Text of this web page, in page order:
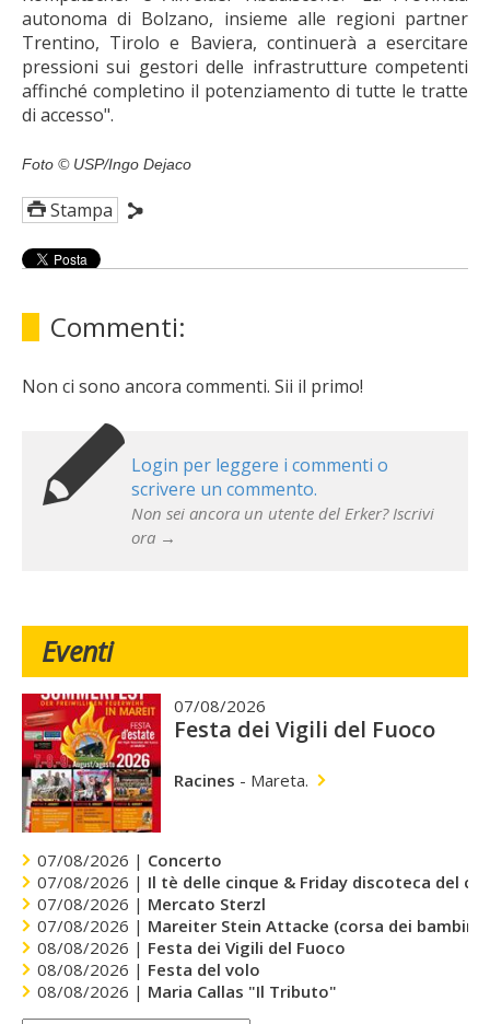
autonoma di Bolzano, insieme alle regioni partner
Trentino, Tirolo e Baviera, continuerà a esercitare
pressioni sui gestori delle infrastrutture competenti
affinché completino il potenziamento di tutte le tratte
di accesso".
Foto © USP/Ingo Dejaco
Stampa
Commenti:
Non ci sono ancora commenti. Sii il primo!
Login per leggere i commenti o
scrivere un commento.
Non sei ancora un utente del Erker? Iscrivi
ora →
Eventi
07/08/2026
Festa dei Vigili del Fuoco
Racines - Mareta.
07/08/2026 | Concerto
07/08/2026 | Il tè delle cinque & Friday discoteca del
07/08/2026 | Mercato Sterzl
07/08/2026 | Mareiter Stein Attacke (corsa dei bambini)
08/08/2026 | Festa dei Vigili del Fuoco
08/08/2026 | Festa del volo
08/08/2026 | Maria Callas "Il Tributo"